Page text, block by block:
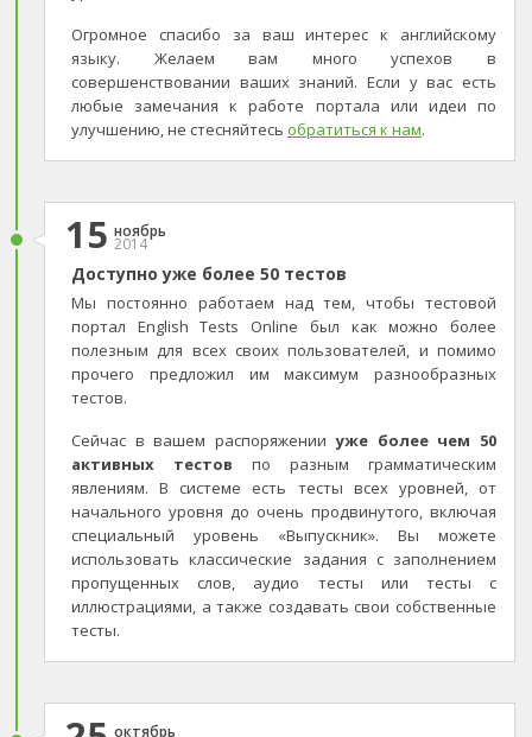
Огромное спасибо за ваш интерес к английскому
языку. Желаем вам много успехов в
совершенствовании ваших знаний. Если у вас есть
любые замечания к работе портала или идеи по
улучшению, не стесняйтесь обратиться к нам.
15 ноябрь
2014
Доступно уже более 50 тестов
Мы постоянно работаем над тем, чтобы тестовой
портал English Tests Online был как можно более
полезным для всех своих пользователей, и помимо
прочего предложил им максимум разнообразных
тестов.
Сейчас в вашем распоряженииуже более чем 50
активных тестов по разным грамматическим
явлениям. В системе есть тесты всех уровней, от
начального уровня до очень продвинутого, включая
специальный уровень «Выпускник». Вы можете
использовать классические задания с заполнением
пропущенных слов, аудио тесты или тесты с
иллюстрациями, а также создавать свои собственные
тесты.
октябрь